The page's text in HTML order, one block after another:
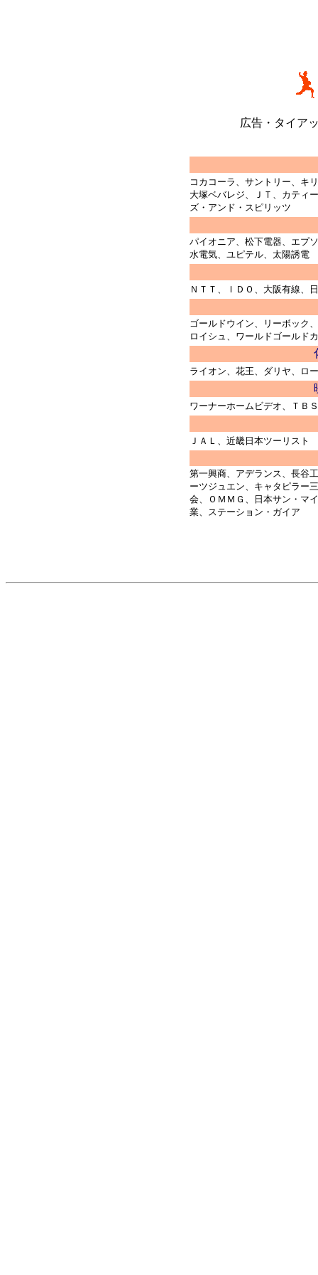
広告・タイア
コカコーラ、サントリー、キ
大塚ベバレジ、ＪＴ、カティ
ズ・アンド・スピリッツ
パイオニア、松下電器、エプ
水電気、ユピテル、太陽誘電
ＮＴＴ、ＩＤＯ、大阪有線、
ゴールドウイン、リーボック
ロイシュ、ワールドゴールド
ライオン、花王、ダリヤ、ロ
ワーナーホームビデオ、ＴＢ
ＪＡＬ、近畿日本ツーリスト
第一興商、アデランス、長谷
ーツジュエン、キャタピラー
会、ＯＭＭＧ、日本サン・マ
業、ステーション・ガイア